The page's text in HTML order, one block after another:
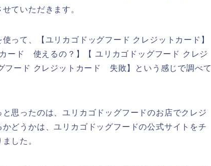
ていただきます。
って、【ユリカゴドッグフード クレジットカード】
ード 使えるの？】【 ユリカゴドッグフード クレジ
フード クレジットカード 失敗】という感じで調べて
思ったのは、ユリカゴドッグフードのお店でクレジ
どうかは、ユリカゴドッグフードの公式サイトをチ
した。